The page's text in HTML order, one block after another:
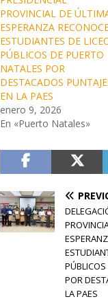
PROVINCIAL DE
ESPERANZA
ESTUDIANTES DE
PÚBLICOS DE PUERTO
NATALES POR
DESTACADOS
EN LA PAES
enero 9, 2026
En «Puerto Natales»
POR
LA PAES